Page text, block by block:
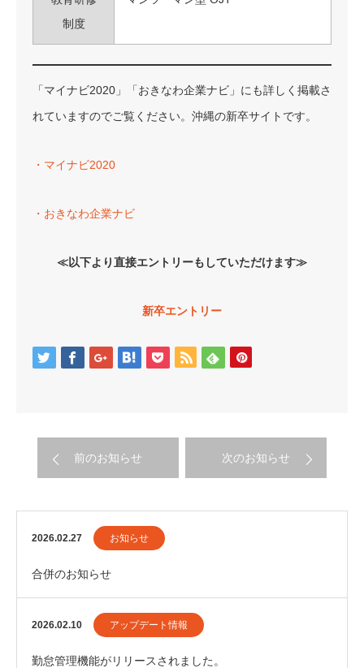
制度
「マイナビ2020」「おきなわ企業ナビ」にも詳しく掲載さ
れていますのでご覧ください。沖縄の新卒サイトです。
・マイナビ2020
・おきなわ企業ナビ
≪以下より直接エントリーもしていただけます≫
新卒エントリー
前のお知らせ 次のお知らせ
2026.02.27 お知らせ
合併のお知らせ
2026.02.10 アップデート情報
勤怠管理機能がリリースされました。